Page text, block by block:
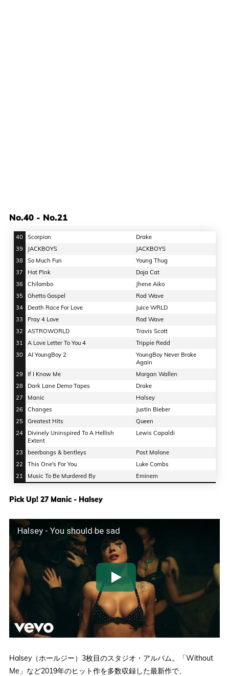
No.40 - No.21
40 Scorpion
Drake
39
JACKBOYS
JACKBOYS
38
So Much Fun
Young Thug
37
Hot Pink
Doja Cat
36
Chilombo
Jhene Aiko
35
Ghetto Gospel
Rod Wave
34
Death Race For Love
Juice WRLD
33
Pray 4 Love
Rod Wave
32
ASTROWORLD
Travis Scott
31
A Love Letter To You 4
Trippie Redd
30
AI YoungBoy 2
YoungBoy Never Broke
Again
29
If I Know Me
Morgan Wallen
28
Dark Lane Demo Tapes
Drake
27
Manic
Halsey
26
Changes
Justin Bieber
25
Greatest Hits
Queen
24
Divinely Uninspired To A Hellish
Extent
Lewis Capaldi
23 beerbongs & bentleys
Post Malone
22
This One's For You
Luke Combs
21
Music To Be Murdered By Eminem
Pick Up! 27 Manic - Halsey
Halsey - You should be sad
Halsey（ホールジー）3枚目のスタジオ・アルバム。「Without
Me」など2019年のヒット作を多数収録した最新作で、